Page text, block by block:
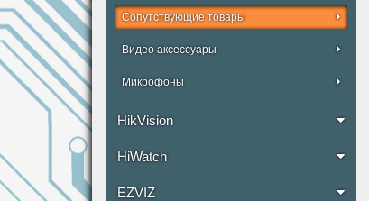
Сопутствующие товары
Видео аксессуары
Микрофоны
HikVision
HiWatch
EZVIZ